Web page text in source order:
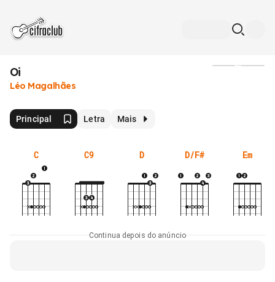
Oi
Léo Magalhães
Principal Letra Mais
C C9 D D/F# Em
Continua depois do anúncio